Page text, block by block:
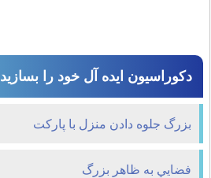
دکوراسیون ایده آل خود را بسازید
بزرگ جلوه دادن منزل با پارکت
فضايي به ظاهر بزرگ